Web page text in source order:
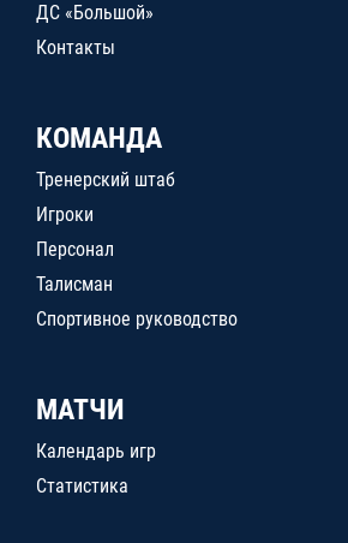
ДС «Большой»
Контакты
КОМАНДА
Тренерский штаб
Игроки
Персонал
Талисман
Спортивное руководство
МАТЧИ
Календарь игр
Статистика